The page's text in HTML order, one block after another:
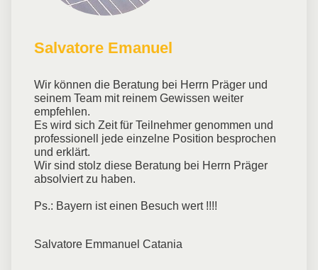
Salvatore Emanuel
Wir können die Beratung bei Herrn Präger und
seinem Team mit reinem Gewissen weiter
empfehlen.
Es wird sich Zeit für Teilnehmer genommen und
professionell jede einzelne Position besprochen
und erklärt.
Wir sind stolz diese Beratung bei Herrn Präger
absolviert zu haben.
Ps.: Bayern ist einen Besuch wert !!!!
Salvatore Emmanuel Catania